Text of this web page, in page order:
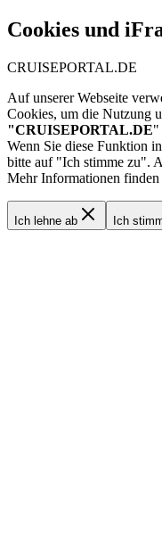
Cookies und
CRUISEPORTAL.DE
Auf unserer Webseite
Cookies, um die Nutzung
"CRUISEPORTAL.DE"
Wenn Sie diese Funktion
bitte auf "Ich stimme zu".
Mehr Informationen
Ich lehne ab Ich